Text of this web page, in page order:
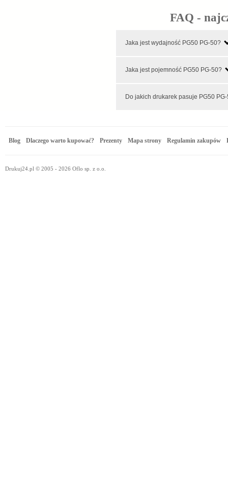
FAQ -
Jaka jest wydajność PG50 PG-50?
Jaka jest pojemność PG50 PG-50?
Do jakich drukarek pasuje PG50
Blog Dlaczego warto kupować? Prezenty Mapa strony Regulamin zakupów
Drukuj24.pl © 2005 - 2026 Oflo sp. z o.o.